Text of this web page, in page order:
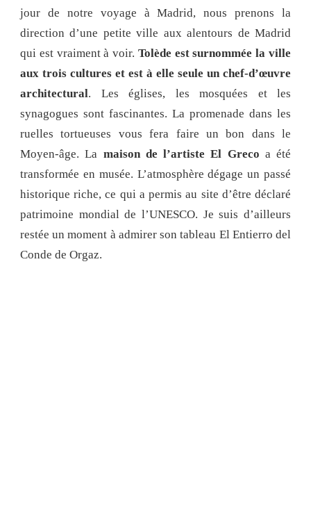
jour de notre voyage à Madrid, nous prenons la
direction d’une petite ville aux alentours de Madrid
qui est vraiment à voir. Tolède est surnommée la ville
aux trois cultures et est à elle seule un chef-d’œuvre
architectural. Les églises, les mosquées et les
synagogues sont fascinantes. La promenade dans les
ruelles tortueuses vous fera faire un bon dans le
Moyen-âge. La maison de l’artiste El Greco a été
transformée en musée. L’atmosphère dégage un passé
historique riche, ce qui a permis au site d’être déclaré
patrimoine mondial de l’UNESCO. Je suis d’ailleurs
restée un moment à admirer son tableau El Entierro del
Conde de Orgaz.